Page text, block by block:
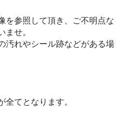
を参照して頂き、ご不明点な
ませ。
汚れやシール跡などがある場
てとなります。